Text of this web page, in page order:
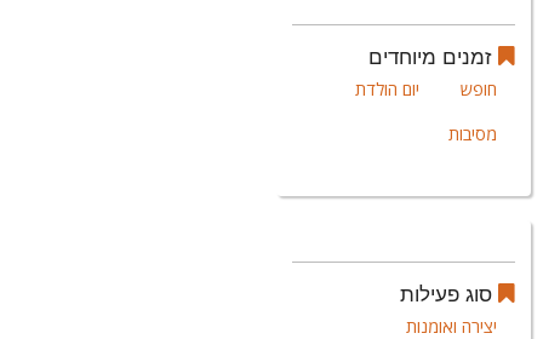
זמנים מיוחדים
חופש
יום הולדת
מסיבות
סוג פעילות
יצירה ואומנות